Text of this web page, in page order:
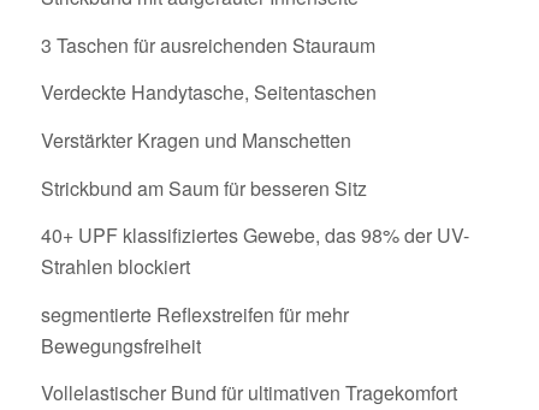
3 Taschen für ausreichenden Stauraum
Verdeckte Handytasche, Seitentaschen
Verstärkter Kragen und Manschetten
Strickbund am Saum für besseren Sitz
40+ UPF klassifiziertes Gewebe, das 98% der UV-
Strahlen blockiert
segmentierte Reflexstreifen für mehr
Bewegungsfreiheit
Vollelastischer Bund für ultimativen Tragekomfort